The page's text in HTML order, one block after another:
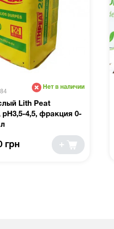
Нет в наличии
Lith Peat
pH3,5-4,5, фракция 0-
грн